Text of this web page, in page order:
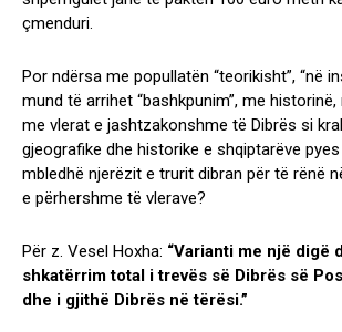
çmenduri.
Por ndërsa me popullatën “teorikisht”, “në
mund të arrihet “bashkpunim”, me
me vlerat e jashtzakonshme të Dibrës si
gjeografike dhe historike e shqiptarëve
mbledhë njerëzit e trurit dibran për të rënë
e përhershme të vlerave?
Për z. Vesel Hoxha: “Varianti me një digë
shkatërrim total i trevës së Dibrës së
dhe i gjithë Dibrës në tërësi.”